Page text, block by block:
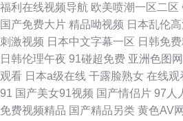
福利在线视频导航 欧美喷潮一区二区
国产免费大片 精品呦视频 日本乱伦
刺激视频 日本中文字幕一区 日韩免
日韩伦理午夜 91碰超免费 亚洲色图
观看 日本a级在线 干露脸熟女 在线观
91 国产美女91视频 国产情侣片 97人
免费视频精品 国产精品另类 黄色AV